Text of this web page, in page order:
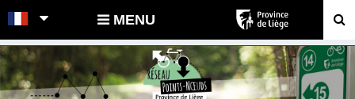
POINTS-NOEUDS MENU